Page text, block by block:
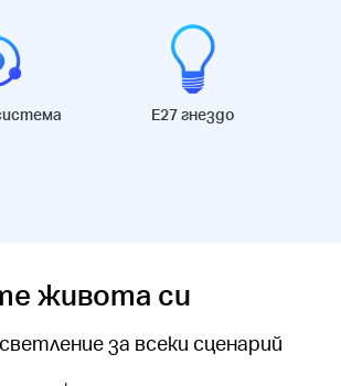
E27 гнездо
живота си
за всеки сценарий